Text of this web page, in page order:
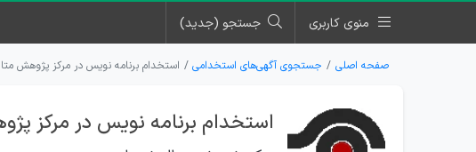
منوی کاربری جستجو (جدید)
صفحه اصلی جستجوی آگهی‌های استخدامی استخدام برنامه نویس در مرکز پژوهش
استخدام برنامه نویس در مرکز